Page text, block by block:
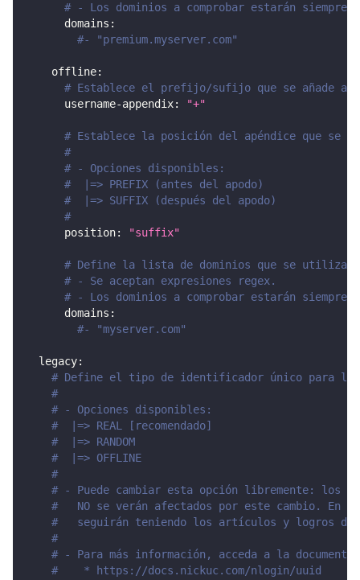
# - Los dominios a comprobar estarán siempre
domains :
#- "premium.myserver.com"
offline:
# Establece el prefijo/sufijo que se añade a
username-appendix: "+"
# Establece la posición del apéndice que se
#
# - Opciones disponibles:
#  |=> PREFIX (antes del apodo)
#  |=> SUFFIX (después del apodo)
#
position: "suffix"
# Define la lista de dominios que se
# - Se aceptan expresiones regex.
# - Los dominios a comprobar estarán siempre
domains :
#- "myserver.com"
legacy:
# Define el tipo de identificador único para
#
# - Opciones disponibles:
#  |=> REAL [recomendado]
#  |=> RANDOM
#  |=> OFFLINE
#
# - Puede cambiar esta opción libremente: los
#   NO se verán afectados por este cambio. En
#   seguirán teniendo los artículos y logros
#
# - Para más información, acceda a la
#    * https://docs.nickuc.com/nlogin/uuid